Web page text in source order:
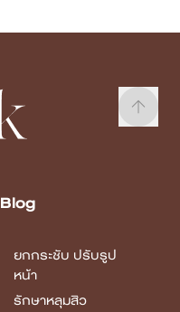
Blog
ยกกระชับ ปรับรูป
หน้า
รักษาหลุมสิว